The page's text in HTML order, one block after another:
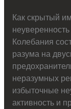
Как скрытый
неуверенность
Колебания
разума на
неразумных
избыточные
активность и